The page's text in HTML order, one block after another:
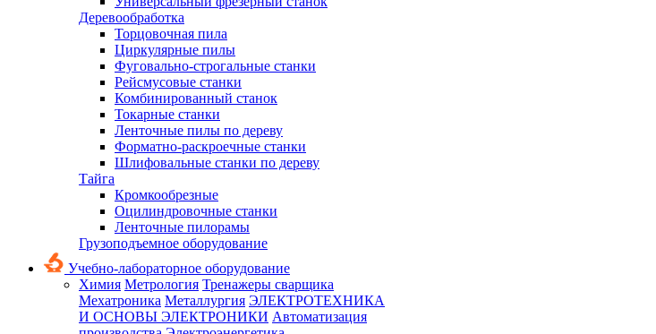
Деревообработка
Торцовочная пила
Циркулярные пилы
Фуговально-строгальные станки
Рейсмусовые станки
Комбинированный станок
Токарные станки
Ленточные пилы по дереву
Форматно-раскроечные станки
Шлифовальные станки по дереву
Тайга
Кромкообрезные
Оцилиндровочные станки
Ленточные пилорамы
Грузоподъемное оборудование
Учебно-лабораторное оборудование
Химия Метрология Тренажеры сварщика
Мехатроника Металлургия ЭЛЕКТРОТЕХНИКА
И ОСНОВЫ ЭЛЕКТРОНИКИ Автоматизация